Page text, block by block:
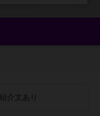
紹介文あり